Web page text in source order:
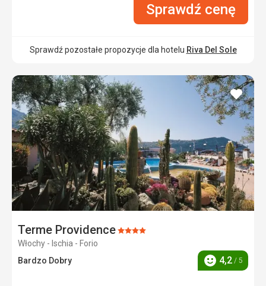
Sprawdź cenę
Sprawdź pozostałe propozycje dla hotelu Riva Del Sole
Terme ProvidenceOcena:
Włochy - Ischia - Forio
Bardzo Dobry
Ocena
4,2 / 5
dodaj
do